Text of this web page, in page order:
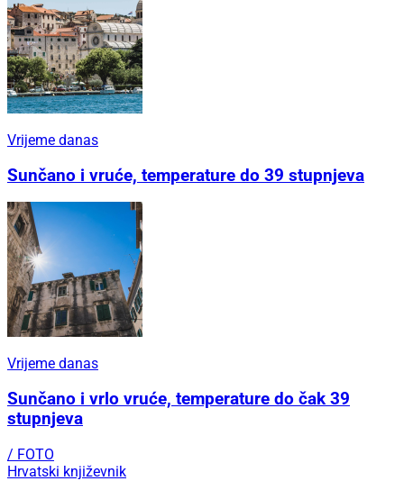
Vrijeme danas
Sunčano i vruće, temperature do 39 stupnjeva
Vrijeme danas
Sunčano i vrlo vruće, temperature do čak 39
stupnjeva
/ FOTO
Hrvatski književnik